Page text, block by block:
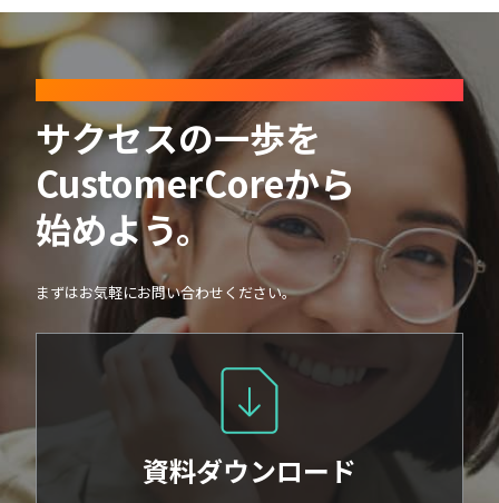
サクセスの一歩を
CustomerCoreから
始めよう。
まずはお気軽にお問い合わせください。
資料ダウンロード